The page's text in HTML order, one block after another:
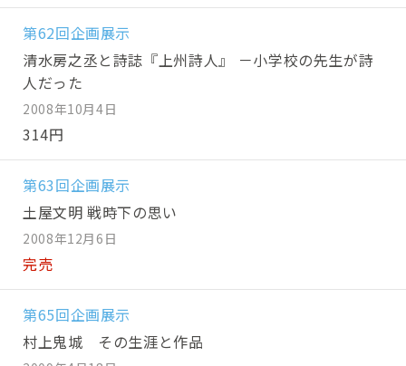
第62回企画展示
清水房之丞と詩誌『上州詩人』 －小学校の先生が詩
人だった
2008年10月4日
314円
第63回企画展示
土屋文明 戦時下の思い
2008年12月6日
完売
第65回企画展示
村上鬼城 その生涯と作品